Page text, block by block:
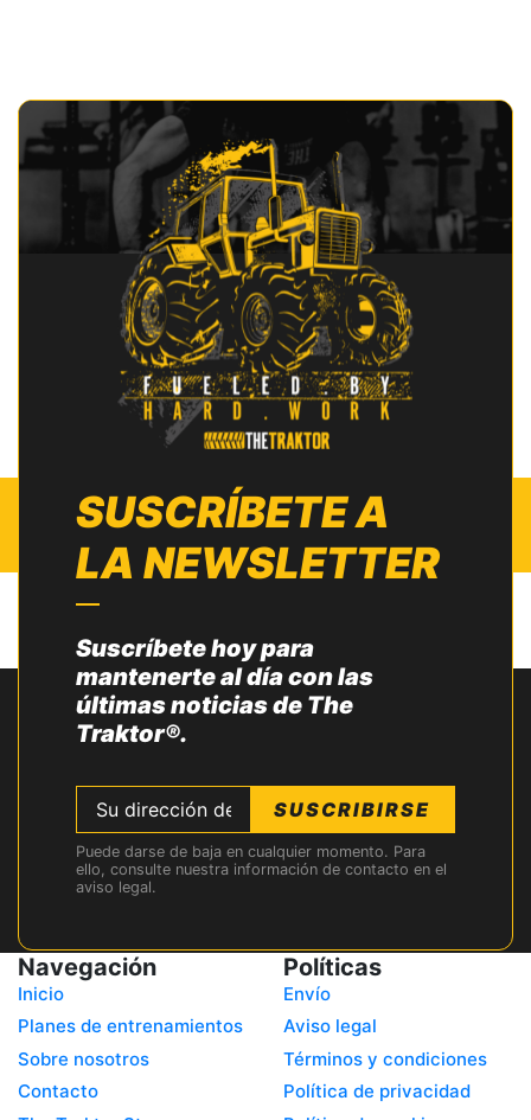
SUSCRÍBETE A
LA NEWSLETTER
Suscríbete hoy para
mantenerte al día con las
últimas noticias de The
Traktor®.
SUSCRIBIRSE
Puede darse de baja en cualquier momento. Para
ello, consulte nuestra información de contacto en el
aviso legal.
Navegación
Inicio
Planes de entrenamientos
Sobre nosotros
Contacto
Políticas
Envío
Aviso legal
Términos y condiciones
Política de privacidad